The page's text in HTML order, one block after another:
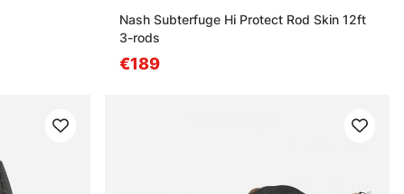
Nash Subterfuge Hi Protect Rod Skin 12ft
3-rods
€189